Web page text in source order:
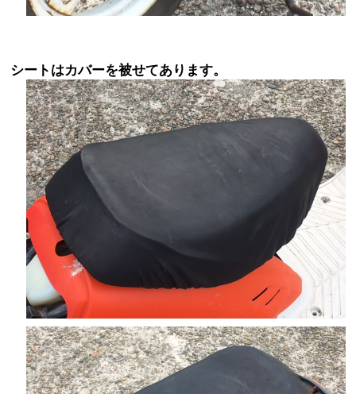
シートはカバーを被せてあります。